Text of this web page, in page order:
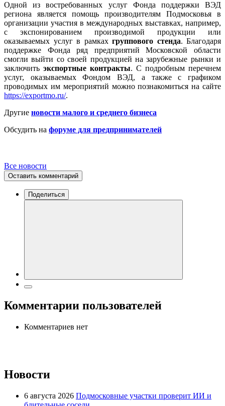
Одной из востребованных услуг Фонда поддержки ВЭД
региона является помощь производителям Подмосковья в
организации участия в международных выставках, например,
с экспонированием производимой продукции или
оказываемых услуг в рамках группового стенда. Благодаря
поддержке Фонда ряд предприятий Московской области
смогли выйти со своей продукцией на зарубежные рынки и
заключить экспортные контракты. С подробным перечнем
услуг, оказываемых Фондом ВЭД, а также с графиком
проводимых им мероприятий можно познакомиться на сайте
https://exportmo.ru/.
Другие новости малого и среднего бизнеса
Обсудить на форуме для предпринимателей
Все новости
Оставить комментарий
Поделиться
Комментарии пользователей
Комментариев нет
Новости
6 августа 2026 Подмосковные участки проверит ИИ и